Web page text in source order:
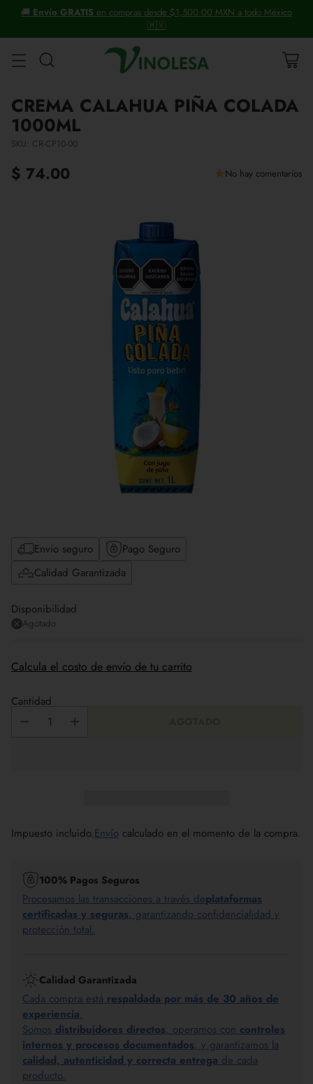
+30 años distribuyendo vinos y licores.
CREMA CALAHUA PIÑA COLADA
1000ML
SKU: CR-CP10-00
Precio
$ 74.00 No hay comentarios
Envio seguro
Pago Seguro
Calidad Garantizada
Disponibilidad
Agotado
Calcula el costo de envío de tu carrito
Cantidad
Impuesto incluido.Envío calculado en el momento de la compra.
100% Pagos Seguros
Procesamos las transacciones a través deplataformas
certificadas y seguras, garantizando confidencialidad y
protección total.
Calidad Garantizada
Cada compra está respaldada por más de 30 años de
experiencia.
Somos distribuidores directos, operamos con controles
internos y procesos documentados, y garantizamos la
calidad, autenticidad y correcta entrega de cada
producto.